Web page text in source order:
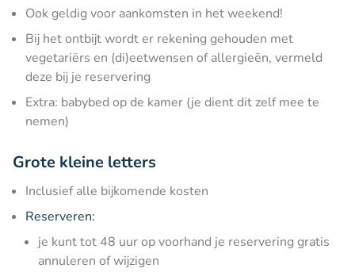
Ook geldig voor aankomsten in het weekend!
Bij het ontbijt wordt er rekening gehouden met
vegetariërs en (di)eetwensen of allergieën, vermeld
deze bij je reservering
Extra: babybed op de kamer (je dient dit zelf mee te
nemen)
Grote kleine letters
Inclusief alle bijkomende kosten
Reserveren:
je kunt tot 48 uur op voorhand je reservering gratis
annuleren of wijzigen